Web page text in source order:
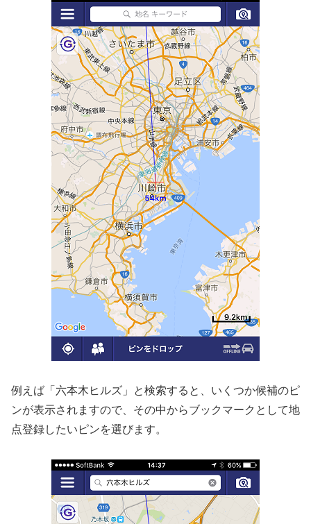
例えば「六本木ヒルズ」と検索すると、いくつか候補のピ
ンが表示されますので、その中からブックマークとして地
点登録したいピンを選びます。